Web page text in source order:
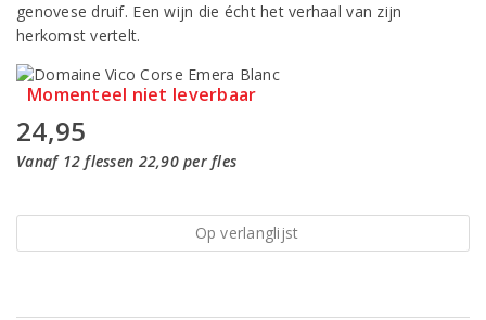
genovese druif. Een wijn die écht het verhaal van zijn
herkomst vertelt.
Momenteel niet leverbaar
24,95
Vanaf 12 flessen 22,90 per fles
Op verlanglijst